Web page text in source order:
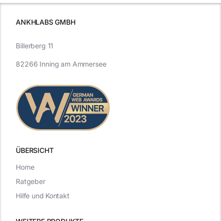
ANKHLABS GMBH
ÜBERSICHT
Billerberg 11
82266 Inning am Ammersee
Home
Ratgeber
Hilfe und Kontakt